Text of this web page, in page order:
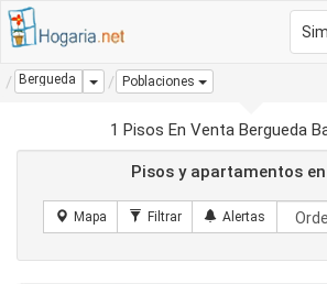
Bergueda Dropdown
Poblaciones
1 Pisos En Venta Bergueda
Pisos y apartamentos